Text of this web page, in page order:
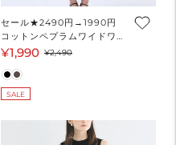
セール★2490円→1990円
コットンペプラムワイドワン
ピース レディース メール便
¥1,990 セ
通
¥2,490
SALE